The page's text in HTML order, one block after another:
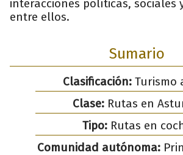
interacciones políticas, sociales
entre ellos.
Sumario
Clasificación:Turismo
Clase: Rutas en
Tipo:Rutas en
Comunidad autónoma: